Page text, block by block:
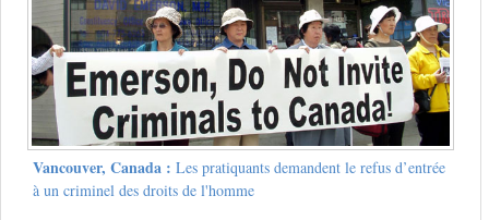
Vancouver, Canada : Les pratiquants demandent le refus d’entrée
à un criminel des droits de l'homme